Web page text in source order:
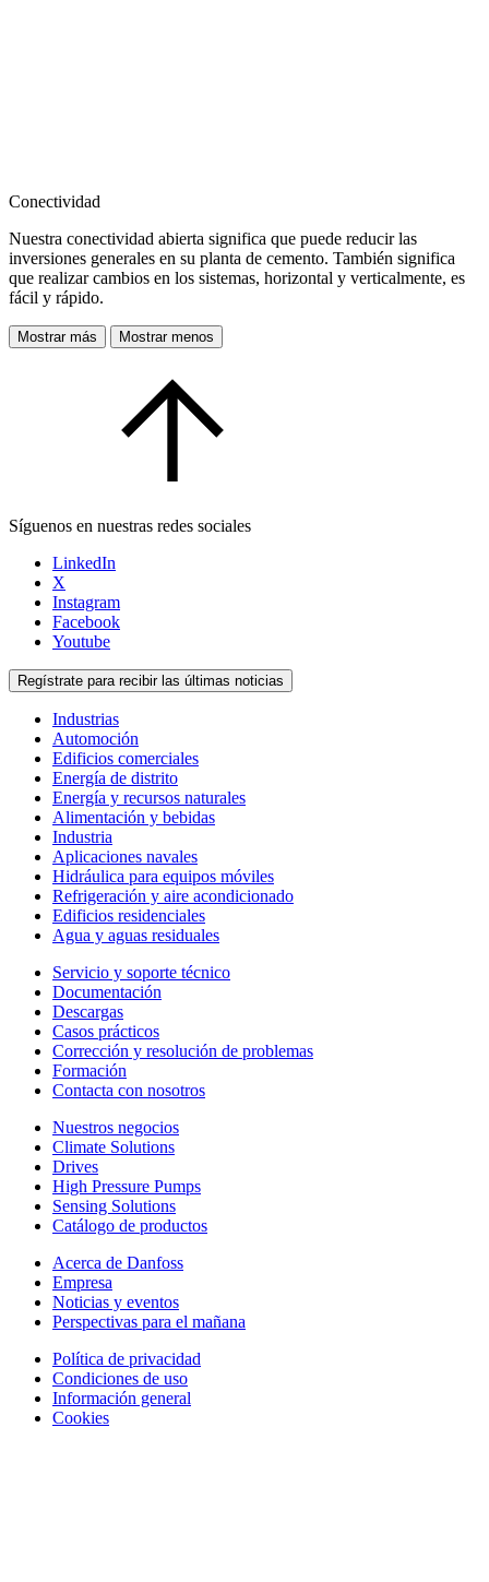
Conectividad
Nuestra conectividad abierta significa que puede reducir las
inversiones generales en su planta de cemento. También significa
que realizar cambios en los sistemas, horizontal y verticalmente, es
fácil y rápido.
Mostrar más Mostrar menos
Síguenos en nuestras redes sociales
LinkedIn
X
Instagram
Facebook
Youtube
Regístrate para recibir las últimas noticias
Industrias
Automoción
Edificios comerciales
Energía de distrito
Energía y recursos naturales
Alimentación y bebidas
Industria
Aplicaciones navales
Hidráulica para equipos móviles
Refrigeración y aire acondicionado
Edificios residenciales
Agua y aguas residuales
Servicio y soporte técnico
Documentación
Descargas
Casos prácticos
Corrección y resolución de problemas
Formación
Contacta con nosotros
Nuestros negocios
Climate Solutions
Drives
High Pressure Pumps
Sensing Solutions
Catálogo de productos
Acerca de Danfoss
Empresa
Noticias y eventos
Perspectivas para el mañana
Política de privacidad
Condiciones de uso
Información general
Cookies